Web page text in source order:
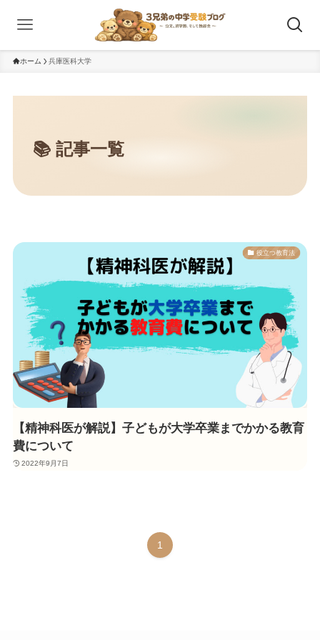
ホーム 兵庫医科大学
役立つ教育法
【精神科医が解説】子どもが大学卒業までかかる教育
費について
2022年9月7日
1